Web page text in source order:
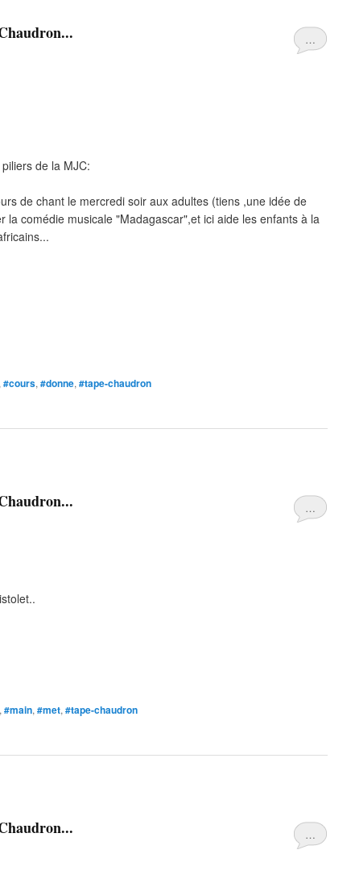
…
de la MJC:
de chant le mercredi soir aux adultes (tiens ,une idée de
la comédie musicale "Madagascar",et ici aide les enfants à la
#cours, #donne, #tape-chaudron
…
, #main, #met, #tape-chaudron
…